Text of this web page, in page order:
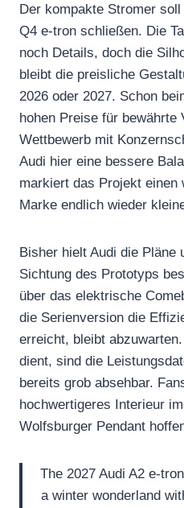
Der kompakte Stromer
Q4 e-tron schließen. Die
noch Details, doch die
bleibt die preisliche
2026 oder 2027. Schon
hohen Preise für bewährte
Wettbewerb mit
Audi hier eine bessere
markiert das Projekt einen
Marke endlich wieder
Bisher hielt Audi die Pläne
Sichtung des Prototyps
über das elektrische
die Serienversion die
erreicht, bleibt
dient, sind die
bereits grob absehbar.
hochwertigeres Interieur
Wolfsburger Pendant
The 2027 Audi A2 e-
a winter wonderland